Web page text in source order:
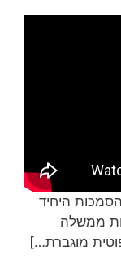
היחיד
ממשלה
מוגברת…]